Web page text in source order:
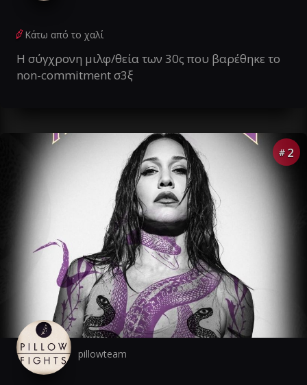
Κάτω από το χαλί
Η σύγχρονη μιλφ/θεία των 30ς που βαρέθηκε το
non-commitment σ3ξ
# 2
pillowteam